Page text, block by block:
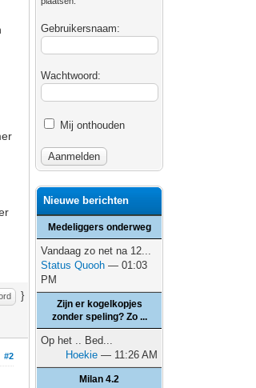
}
#2
Gebruikersnaam:
Wachtwoord:
Mij onthouden
Nieuwe berichten
Medeliggers onderweg
Vandaag zo net na 12...
Status Quooh — 01:03
PM
Zijn er kogelkopjes
zonder speling? Zo ...
Op het .. Bed...
Hoekie — 11:26 AM
Milan 4.2